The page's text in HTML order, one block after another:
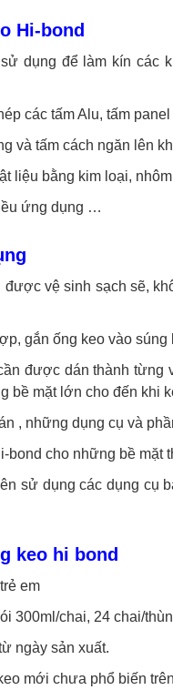
Hi-bond
dụng để làm kín các
các tấm Alu, tấm
và tấm cách ngăn lên
liệu bằng kim loại,
ứng dụng …
vệ sinh sạch sẽ,
gắn ống keo vào súng
được dán thành
bề mặt lớn cho đến khi
, những dụng cụ và
bond cho những bề
sử dụng các dụng cụ
keo hi bond
em
300ml/chai, 24 chai/
ngày sản xuất.
mới chưa phổ biến